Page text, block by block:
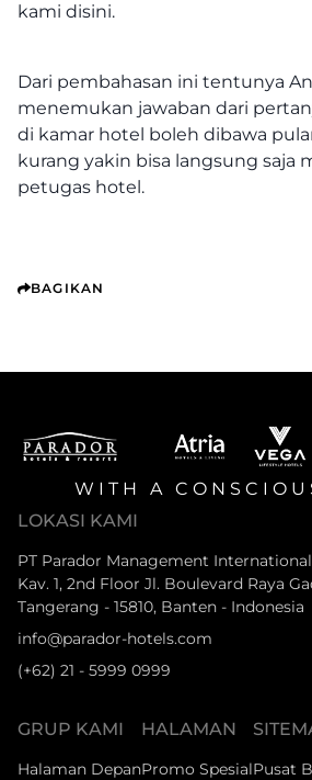
kami disini.
Dari pembahasan ini tentunya
menemukan jawaban dari
di kamar hotel boleh dibawa
kurang yakin bisa langsung saja
petugas hotel.
BAGIKAN
WITH A
LOKASI KAMI
PT Parador Management
Kav. 1, 2nd Floor Jl. Boulevard Raya
Tangerang - 15810, Banten - Indonesia
info@parador-hotels.com
(+62) 21 - 5999 0999
GRUP KAMI
Halaman Depan
HALAMAN
Promo SpesialPusat